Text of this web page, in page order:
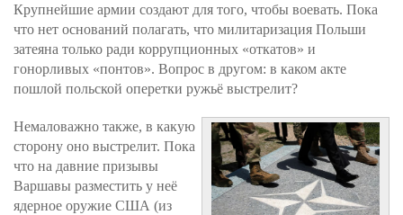
Крупнейшие армии создают для того, чтобы воевать. Пока
что нет оснований полагать, что милитаризация Польши
затеяна только ради коррупционных «откатов» и
гонорливых «понтов». Вопрос в другом: в каком акте
пошлой польской оперетки ружьё выстрелит?
Немаловажно также, в какую
сторону оно выстрелит. Пока
что на давние призывы
Варшавы разместить у неё
ядерное оружие США (из